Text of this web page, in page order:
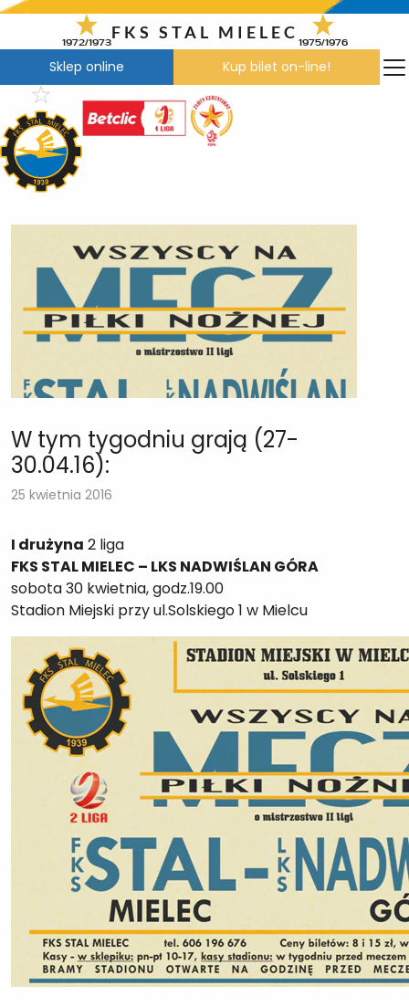
Przejdź
treści
1972/1973
FKS STAL MIELEC
1975/1976
Sklep online Kup bilet on-line!
W tym tygodniu grają (27-
30.04.16):
25 kwietnia 2016
I drużyna 2 liga
FKS STAL MIELEC – LKS NADWIŚLAN GÓRA
sobota 30 kwietnia, godz.19.00
Stadion Miejski przy ul.Solskiego 1 w Mielcu